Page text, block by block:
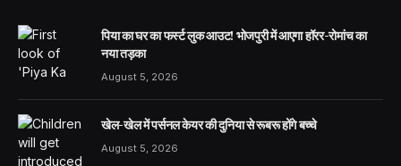
पिया का घर का फर्स्ट लुक आउट! भोजपुरी में आएगा हॉरर-रोमांच का
नया तड़का
August 5, 2026
खेल-खेल में पर्सनल केयर की दुनिया से रूबरू होंगे बच्चे
August 5, 2026